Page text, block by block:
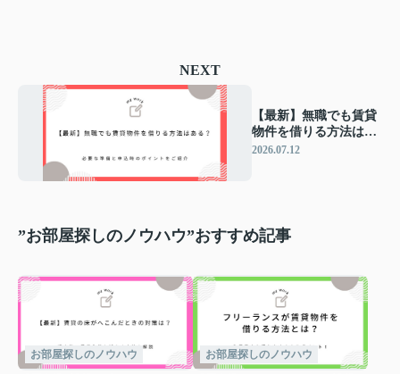
NEXT
【最新】無職でも賃貸
物件を借りる方法はあ
る？必要な準備と申込
2026.07.12
”お部屋探しのノウハウ”おすすめ記事
お部屋探しのノウハウ お部屋探しのノウハウ